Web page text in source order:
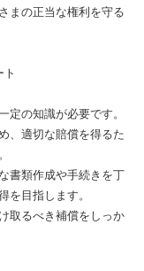
まの正当な権利を守る
ト
定の知識が必要です。
、適切な賠償を得るた
書類作成や手続きを丁
を目指します。
取るべき補償をしっか